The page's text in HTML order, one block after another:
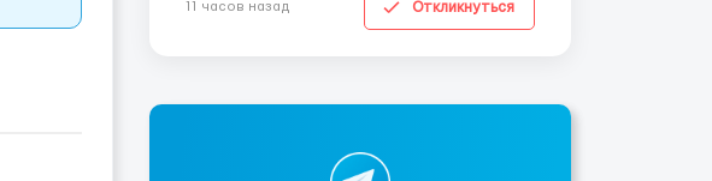
11 часов назад Откликнуться